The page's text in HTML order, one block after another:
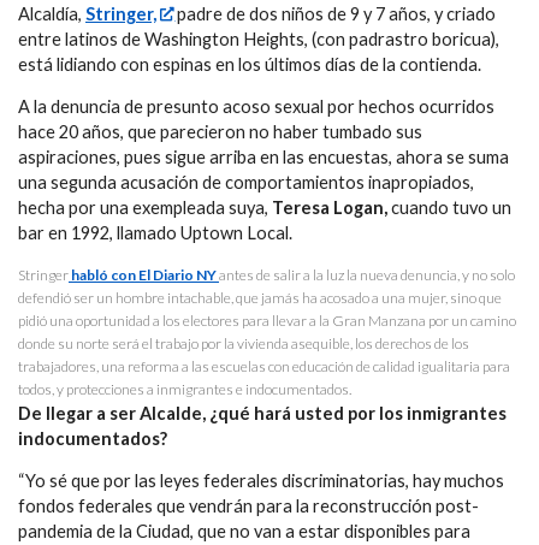
Alcaldía, Stringer,
padre de dos niños de 9 y 7 años, y criado
entre latinos de Washington Heights, (con padrastro boricua),
está lidiando con espinas en los últimos días de la contienda.
A la denuncia de presunto acoso sexual por hechos ocurridos
hace 20 años, que parecieron no haber tumbado sus
aspiraciones, pues sigue arriba en las encuestas, ahora se suma
una segunda acusación de comportamientos inapropiados,
hecha por una exempleada suya, Teresa Logan,cuando tuvo un
bar en 1992, llamado Uptown Local.
Stringer habló con El Diario NYantes de salir a la luz la nueva denuncia, y no solo
defendió ser un hombre intachable, que jamás ha acosado a una mujer, sino que
pidió una oportunidad a los electores para llevar a la Gran Manzana por un camino
donde su norte será el trabajo por la vivienda asequible, los derechos de los
trabajadores, una reforma a las escuelas con educación de calidad igualitaria para
todos, y protecciones a inmigrantes e indocumentados.
De llegar a ser Alcalde, ¿qué hará usted por los inmigrantes
indocumentados?
“Yo sé que por las leyes federales discriminatorias, hay muchos
fondos federales que vendrán para la reconstrucción post-
pandemia de la Ciudad, que no van a estar disponibles para